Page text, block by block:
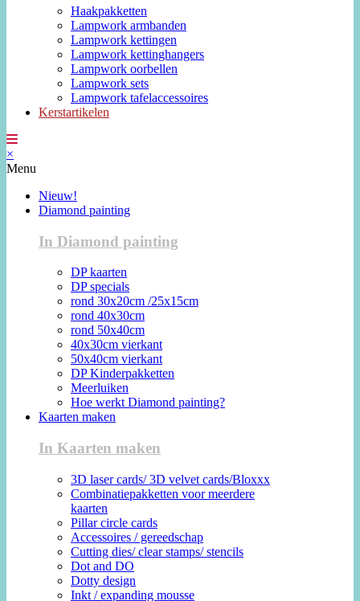
Haakpakketten
Lampwork armbanden
Lampwork kettingen
Lampwork kettinghangers
Lampwork oorbellen
Lampwork sets
Lampwork tafelaccessoires
Kerstartikelen
×
Menu
Nieuw!
Diamond painting
In Diamond painting
DP kaarten
DP specials
rond 30x20cm /25x15cm
rond 40x30cm
rond 50x40cm
40x30cm vierkant
50x40cm vierkant
DP Kinderpakketten
Meerluiken
Hoe werkt Diamond painting?
Kaarten maken
In Kaarten maken
3D laser cards/ 3D velvet cards/Bloxxx
Combinatiepakketten voor meerdere
kaarten
Pillar circle cards
Accessoires / gereedschap
Cutting dies/ clear stamps/ stencils
Dot and DO
Dotty design
Inkt / expanding mousse